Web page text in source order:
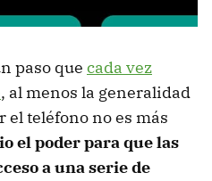
paso que cada vez
, al menos la generalidad
el teléfono no es más
el poder para que las
a una serie de